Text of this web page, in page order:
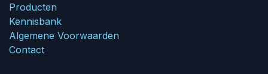
Producten
Kennisbank
Algemene Voorwaarden
Contact